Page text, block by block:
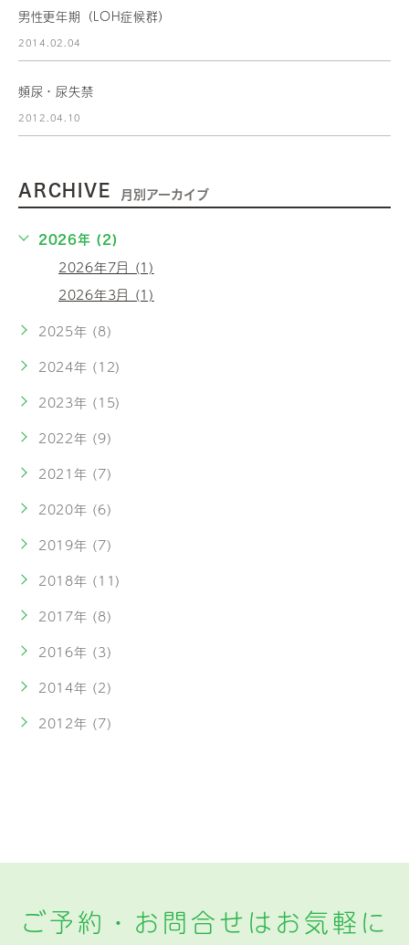
男性更年期（LOH症候群）
2014.02.04
頻尿・尿失禁
2012.04.10
ARCHIVE 月別アーカイブ
2026年 (2)
2026年7月 (1)
2026年3月 (1)
2025年 (8)
2024年 (12)
2023年 (15)
2022年 (9)
2021年 (7)
2020年 (6)
2019年 (7)
2018年 (11)
2017年 (8)
2016年 (3)
2014年 (2)
2012年 (7)
ご予約・お問合せはお気軽に